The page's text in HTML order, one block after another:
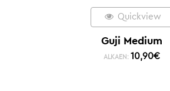
Quickview
Guji Medium
ALKAEN: 10,90€